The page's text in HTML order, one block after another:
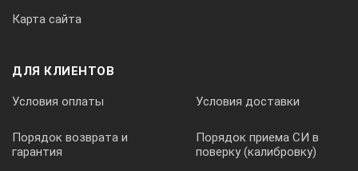
Карта сайта
ДЛЯ КЛИЕНТОВ
Условия оплаты Условия доставки
Порядок возврата и
гарантия
Порядок приема СИ в
поверку (калибровку)